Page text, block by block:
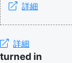
詳細
詳細
turned in